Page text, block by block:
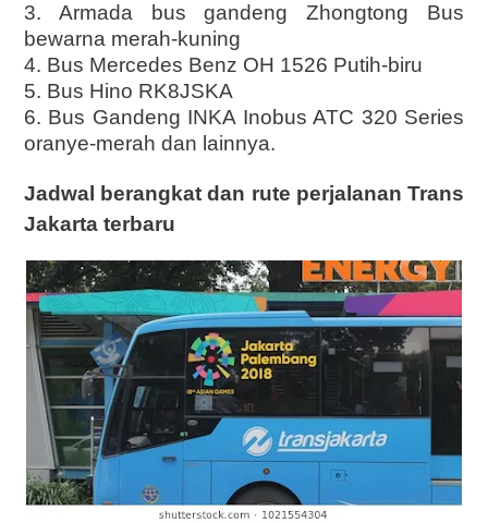
3. Armada bus gandeng Zhongtong Bus
bewarna merah-kuning
4. Bus Mercedes Benz OH 1526 Putih-biru
5. Bus Hino RK8JSKA
6. Bus Gandeng INKA Inobus ATC 320 Series
oranye-merah dan lainnya.
Jadwal berangkat dan rute perjalanan Trans
Jakarta terbaru